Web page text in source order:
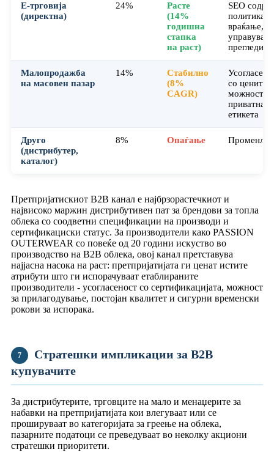
Е-трговија
(директна)
24%
Расте
(14%
годишна
стапка
на раст)
SEO
политика
враќање,
прегледи
Малопродажба
на масовен пазар
14%
Стабилно
(8%
CAGR)
со цените,
можност за
приватна
етикета
Друго
(дистрибутер,
каталог)
8% Опаѓање
Претпријатискиот B2B канал е најбрзорастечкиот и
највисоко маржин дистрибутивен пат за брендови за топла
облека со соодветни спецификации на производи и
сертификациски статус. За производители како PASSION
OUTERWEAR со повеќе од 20 години искуство во
производство на B2B облека, овој канал претставува
најјасна насока на раст: претпријатијата ги ценат истите
атрибути што ги испорачуваат етаблираните
производители - усогласеност со сертификацијата, можност
за прилагодување, постојан квалитет и сигурни временски
рокови за испорака.
7
Стратешки импликации за B2B
купувачите
За дистрибутерите, трговците на мало и менаџерите за
набавки на претпријатијата кои влегуваат или се
прошируваат во категоријата за греење на облека,
пазарните податоци се преведуваат во неколку акциони
стратешки приоритети.